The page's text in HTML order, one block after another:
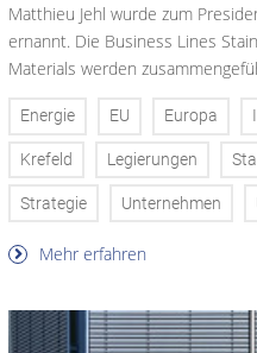
Matthieu Jehl wurde zum
ernannt. Die Business Lines
Materials werden
Energie EU Europa
Krefeld Legierungen
Strategie Unternehmen
Mehr erfahren